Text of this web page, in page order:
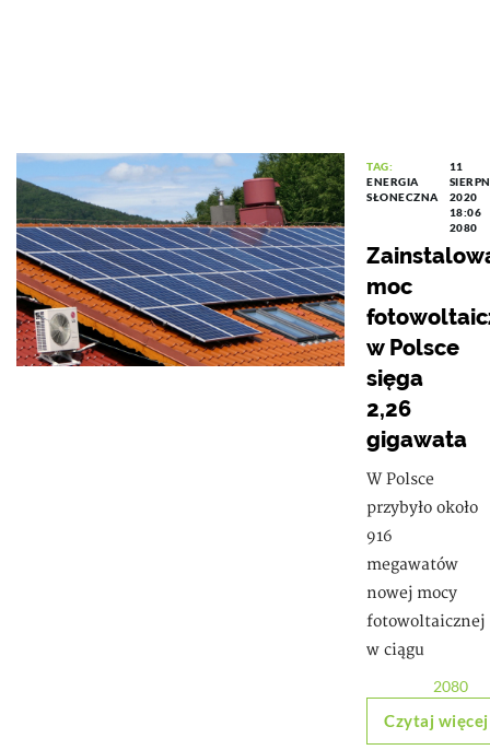
TAG:
ENERGIA
SŁONECZNA
11
2020
18:06
2080
moc
w Polsce
sięga
2,26
gigawata
W Polsce
przybyło około
916
megawatów
nowej mocy
fotowoltaicznej
w ciągu
2080
Czytaj więcej